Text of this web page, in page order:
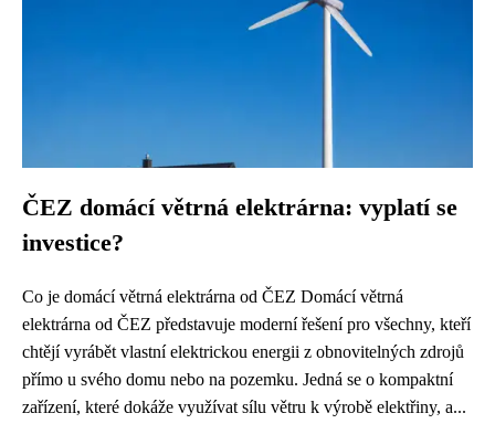
ČEZ domácí větrná elektrárna: vyplatí se
investice?
Co je domácí větrná elektrárna od ČEZ Domácí větrná
elektrárna od ČEZ představuje moderní řešení pro všechny, kteří
chtějí vyrábět vlastní elektrickou energii z obnovitelných zdrojů
přímo u svého domu nebo na pozemku. Jedná se o kompaktní
zařízení, které dokáže využívat sílu větru k výrobě elektřiny, a...